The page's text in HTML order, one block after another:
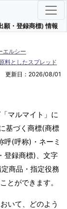
願・登録商標) 情報
エルシー
料としたスプレッド
更新日：2026/08/01
マルマイト」に
基づく商標(商標
呼(呼称)・ネーミ
登録商標)、文字
商品・指定役務
とができます。
いて、どのよう